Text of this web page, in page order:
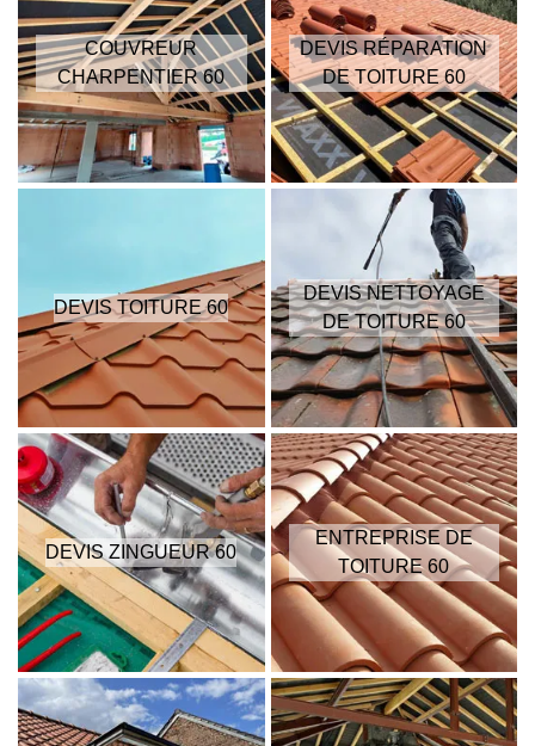
COUVREUR
CHARPENTIER 60
DEVIS RÉPARATION
DE TOITURE 60
DEVIS TOITURE 60
DEVIS NETTOYAGE
DE TOITURE 60
DEVIS ZINGUEUR 60
ENTREPRISE DE
TOITURE 60